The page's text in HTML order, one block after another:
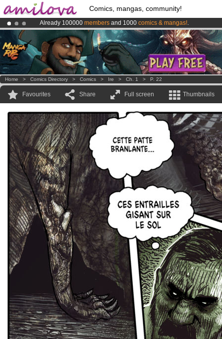
Comics, mangas, community!
Already 100000 members and 1000 comics & mangas!.
Premium membership from3.95 eurosper month !Get membership
AmilovaKickstarter is now LIVE!.
Home > Comics Directory > Comics > Ire > Ch. 1 > P. 22
Favourites Share Full screen Thumbnails